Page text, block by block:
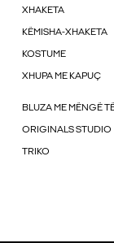
XHAKETA
KËMISHA-XHAKETA
KOSTUME
XHUPA ME KAPUÇ
BLUZA ME MËNGË
ORIGINALS STUDIO
TRIKO